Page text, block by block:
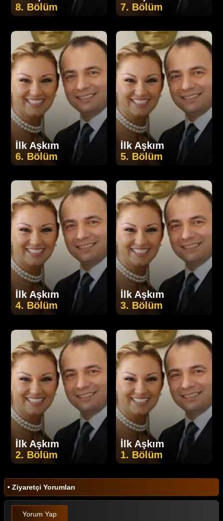
8. Bölüm
7. Bölüm
İlk Aşkım
6. Bölüm
İlk Aşkım
5. Bölüm
İlk Aşkım
4. Bölüm
İlk Aşkım
3. Bölüm
İlk Aşkım
2. Bölüm
İlk Aşkım
1. Bölüm
• Ziyaretçi Yorumları
Yorum Yap